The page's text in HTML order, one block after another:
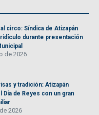
circo: Síndica de Atizapán
durante presentación
de 2026
y tradición: Atizapán
Día de Reyes con un gran
2026